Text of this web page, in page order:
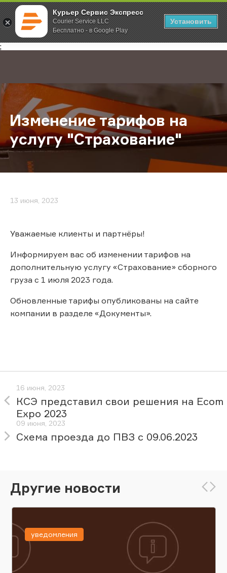
Курьер Сервис Экспресс
Courier Service LLC
Бесплатно - в Google Play
Установить
;
Главная О компании Новости Изменение тарифов на услугу
Изменение тарифов на
услугу "Страхование"
13 июня, 2023
Уважаемые клиенты и партнёры!
Информируем вас об изменении тарифов на
дополнительную услугу «Страхование» сборного
груза с 1 июля 2023 года.
Обновленные тарифы опубликованы на сайте
компании в разделе «Документы».
16 июня, 2023
КСЭ представил свои решения на Ecom
Expo 2023
09 июня, 2023
Схема проезда до ПВЗ с 09.06.2023
Другие новости
уведомления